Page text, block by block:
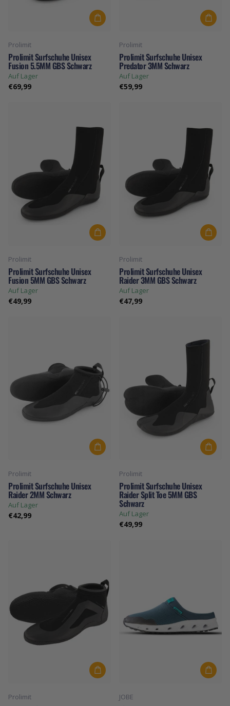
Prolimit
Prolimit Surfschuhe Unisex
Fusion 5.5MM GBS Schwarz
Auf Lager
€69,99
Prolimit
Prolimit Surfschuhe Unisex
Predator 3MM Schwarz
Auf Lager
€59,99
Prolimit
Prolimit Surfschuhe Unisex
Fusion 5MM GBS Schwarz
Auf Lager
€49,99
Prolimit
Prolimit Surfschuhe Unisex
Raider 3MM GBS Schwarz
Auf Lager
€47,99
Prolimit
Prolimit Surfschuhe Unisex
Raider 2MM Schwarz
Auf Lager
€42,99
Prolimit
Prolimit Surfschuhe Unisex
Raider Split Toe 5MM GBS
Schwarz
Auf Lager
€49,99
Prolimit JOBE